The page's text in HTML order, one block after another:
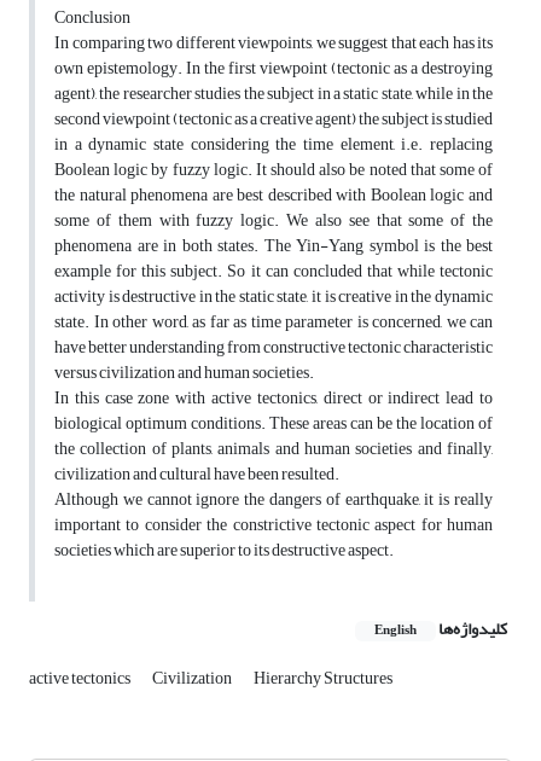
Conclusion
In comparing two different viewpoints, we suggest that each has its
own epistemology. In the first viewpoint (tectonic as a destroying
agent), the researcher studies the subject in a static state, while in the
second viewpoint (tectonic as a creative agent) the subject is studied
in a dynamic state considering the time element, i.e. replacing
Boolean logic by fuzzy logic. It should also be noted that some of
the natural phenomena are best described with Boolean logic and
some of them with fuzzy logic. We also see that some of the
phenomena are in both states. The Yin-Yang symbol is the best
example for this subject. So it can concluded that while tectonic
activity is destructive in the static state, it is creative in the dynamic
state. In other word, as far as time parameter is concerned, we can
have better understanding from constructive tectonic characteristic
versus civilization and human societies.
In this case zone with active tectonics, direct or indirect lead to
biological optimum conditions. These areas can be the location of
the collection of plants, animals and human societies and finally,
civilization and cultural have been resulted.
Although we cannot ignore the dangers of earthquake, it is really
important to consider the constrictive tectonic aspect for human
societies which are superior to its destructive aspect.
کلیدواژه‌ها English
active tectonics Civilization Hierarchy Structures